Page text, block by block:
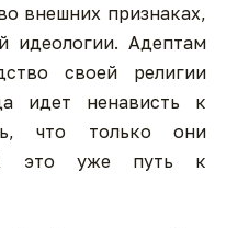
внешних признаках,
идеологии. Адептам
своей религии
идет ненависть к
что только они
это уже путь к